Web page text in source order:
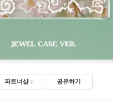
파트너샵 공유하기